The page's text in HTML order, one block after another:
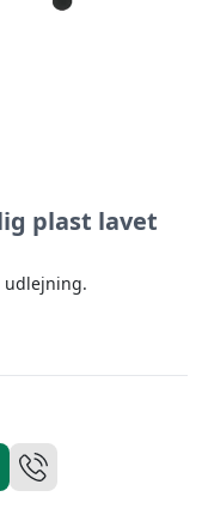
plast lavet
udlejning.